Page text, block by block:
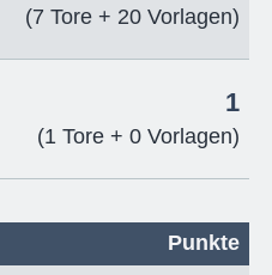
(7 Tore + 20 Vorlagen)
1
(1 Tore + 0 Vorlagen)
Punkte